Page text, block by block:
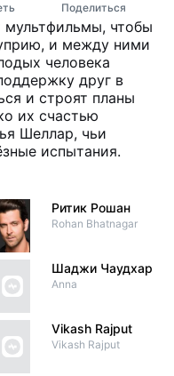
Поделиться
мультфильмы, чтобы
и между ними
человека
друг в
и строят планы
их счастью
Шеллар, чьи
испытания.
Ритик Рошан
Rohan Bhatnagar
Шаджи Чаудхари
Anna
Vikash Rajput
Vikash Rajput